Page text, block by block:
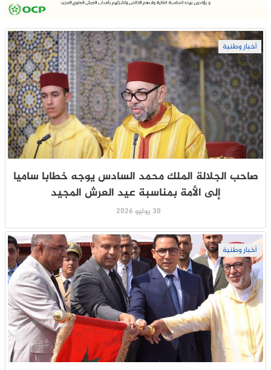
أخبار وطنية
صاحب الجلالة الملك محمد السادس يوجه خطابا ساميا
إلى الأمة بمناسبة عيد العرش المجيد
30 يوليو 2026
أخبار وطنية